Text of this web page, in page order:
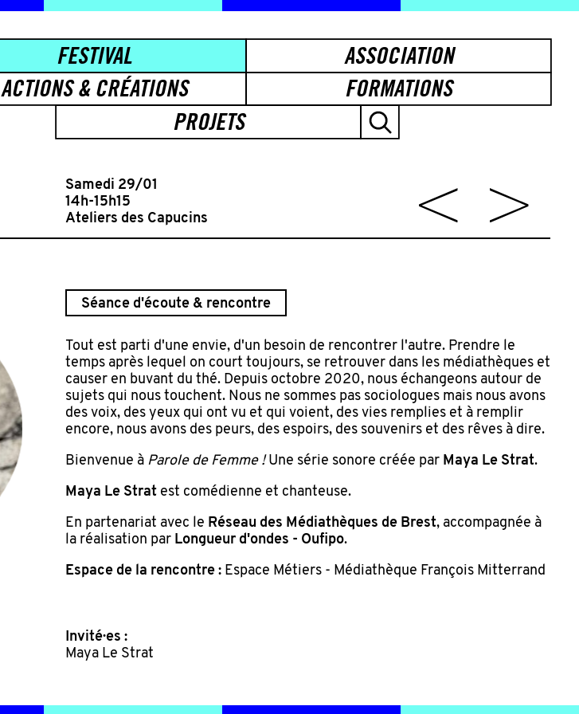
FESTIVAL
ASSOCIATION
ACTIONS & CRÉATIONS
FORMATIONS
PROJETS
Samedi 29/01
14h-15h15
Ateliers des Capucins
Séance d'écoute & rencontre
Tout est parti d'une envie, d'un besoin de rencontrer l'autre. Prendre le
temps après lequel on court toujours, se retrouver dans les médiathèques et
causer en buvant du thé. Depuis octobre 2020, nous échangeons autour de
sujets qui nous touchent. Nous ne sommes pas sociologues mais nous avons
des voix, des yeux qui ont vu et qui voient, des vies remplies et à remplir
encore, nous avons des peurs, des espoirs, des souvenirs et des rêves à dire.
Bienvenue à Parole de Femme !Une série sonore créée par Maya Le Strat.
Maya Le Stratest comédienne et chanteuse.
En partenariat avec le Réseau des Médiathèques de Brest, accompagnée à
la réalisation par Longueur d'ondes - Oufipo.
Espace de la rencontre :Espace Métiers - Médiathèque François Mitterrand
Invité·es :
Maya Le Strat